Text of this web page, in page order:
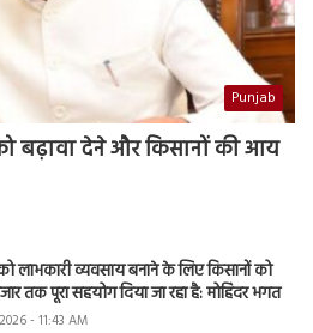
Punjab
बढ़ावा देने और किसानों की आय
लाभकारी व्यवसाय बनाने के लिए किसानों को
तक पूरा सहयोग दिया जा रहा है: मोहिंदर भगत
- 11:43 AM